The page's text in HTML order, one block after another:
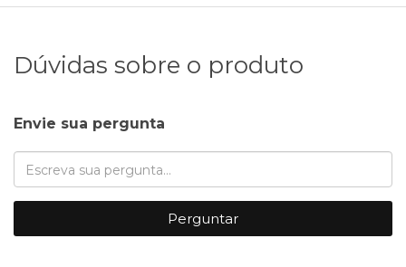
Dúvidas sobre o produto
Envie sua pergunta
Perguntar